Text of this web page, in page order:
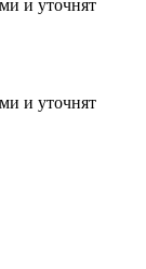
и уточнят
и уточнят